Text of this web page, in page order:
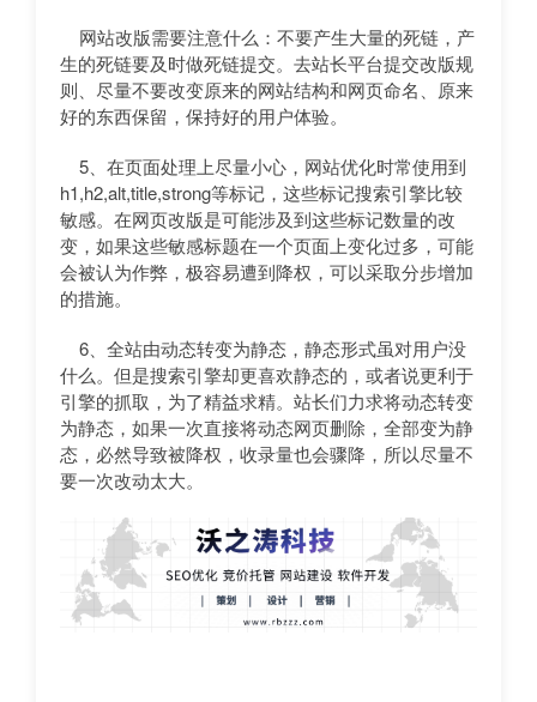
网站改版需要注意什么：不要产生大量的死链，产
生的死链要及时做死链提交。去站长平台提交改版规
则、尽量不要改变原来的网站结构和网页命名、原来
好的东西保留，保持好的用户体验。
5、在页面处理上尽量小心，网站优化时常使用到
h1,h2,alt,title,strong等标记，这些标记搜索引擎比较
敏感。在网页改版是可能涉及到这些标记数量的改
变，如果这些敏感标题在一个页面上变化过多，可能
会被认为作弊，极容易遭到降权，可以采取分步增加
的措施。
6、全站由动态转变为静态，静态形式虽对用户没
什么。但是搜索引擎却更喜欢静态的，或者说更利于
引擎的抓取，为了精益求精。站长们力求将动态转变
为静态，如果一次直接将动态网页删除，全部变为静
态，必然导致被降权，收录量也会骤降，所以尽量不
要一次改动太大。